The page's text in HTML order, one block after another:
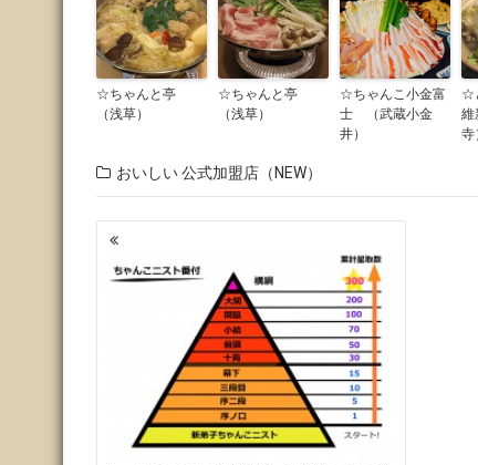
☆ちゃんと亭
（浅草）
☆ちゃんと亭
（浅草）
☆ちゃんこ小金富
士 （武蔵小金
井）
☆
維
寺
おいしい公式加盟店（NEW）
投
稿
ナ